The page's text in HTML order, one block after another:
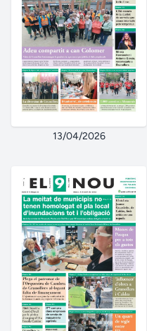
13/04/2026